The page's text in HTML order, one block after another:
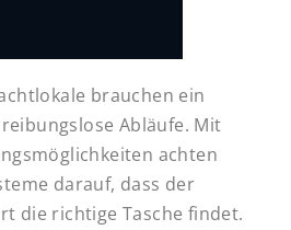
brauchen ein
Abläufe. Mit
achten
darauf, dass der
die richtige Tasche findet.